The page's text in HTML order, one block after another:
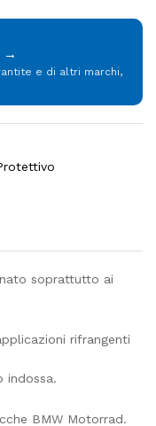
→
e di altri marchi,
soprattutto ai
rifrangenti
indossa.
BMW Motorrad.